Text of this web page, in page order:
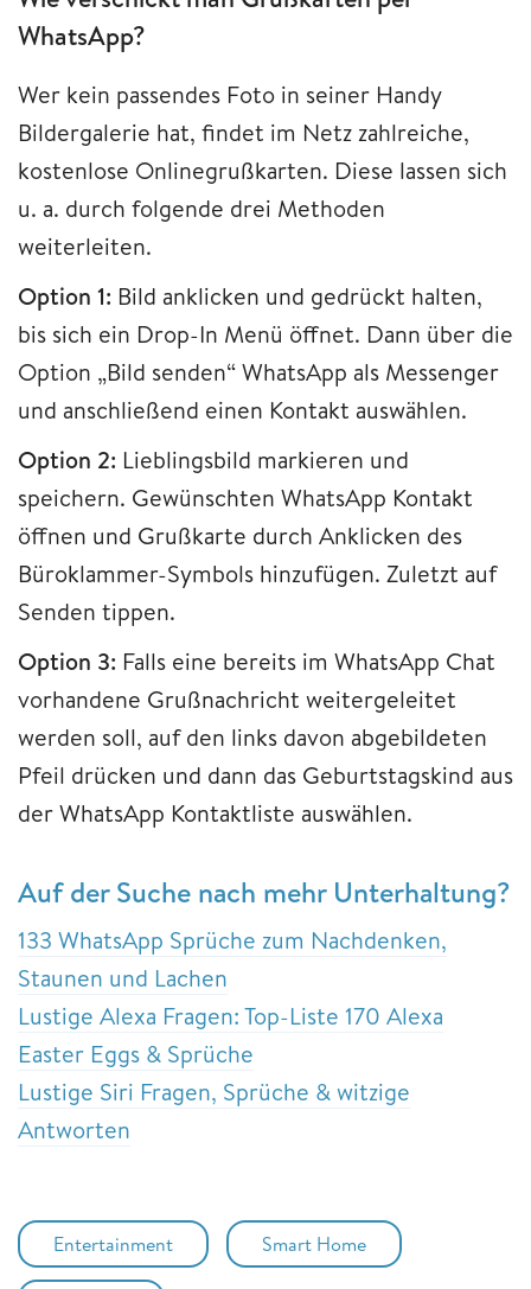
WhatsApp?
Wer kein passendes Foto in seiner Handy
Bildergalerie hat, findet im Netz zahlreiche,
kostenlose Onlinegrußkarten. Diese lassen sich
u. a. durch folgende drei Methoden
weiterleiten.
Option 1: Bild anklicken und gedrückt halten,
bis sich ein Drop-In Menü öffnet. Dann über die
Option „Bild senden“ WhatsApp als Messenger
und anschließend einen Kontakt auswählen.
Option 2: Lieblingsbild markieren und
speichern. Gewünschten WhatsApp Kontakt
öffnen und Grußkarte durch Anklicken des
Büroklammer-Symbols hinzufügen. Zuletzt auf
Senden tippen.
Option 3: Falls eine bereits im WhatsApp Chat
vorhandene Grußnachricht weitergeleitet
werden soll, auf den links davon abgebildeten
Pfeil drücken und dann das Geburtstagskind aus
der WhatsApp Kontaktliste auswählen.
Auf der Suche nach mehr Unterhaltung?
133 WhatsApp Sprüche zum Nachdenken,
Staunen und Lachen
Lustige Alexa Fragen: Top-Liste 170 Alexa
Easter Eggs & Sprüche
Lustige Siri Fragen, Sprüche & witzige
Antworten
Entertainment Smart Home